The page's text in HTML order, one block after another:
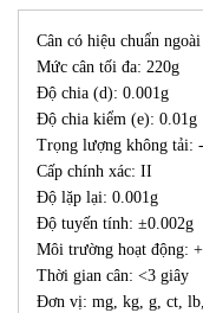
Cân có hiệu chuẩn ngoài
Mức cân tối đa: 220g
Độ chia (d): 0.001g
Độ chia kiểm (e): 0.01g
Trọng lượng không tải:
Cấp chính xác: II
Độ lặp lại: 0.001g
Độ tuyến tính: ±0.002g
Môi trường hoạt động:
Thời gian cân: <3 giây
Đơn vị: mg, kg, g, ct,